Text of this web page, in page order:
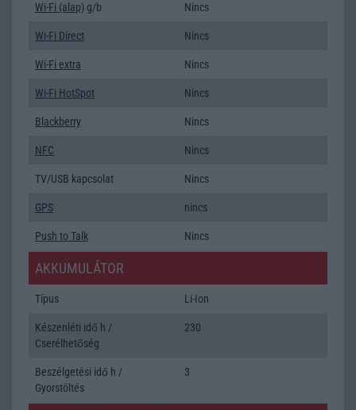
Wi-Fi (alap) g/b Nincs
Wi-Fi Direct Nincs
Wi-Fi extra Nincs
Wi-Fi HotSpot Nincs
Blackberry Nincs
NFC Nincs
TV/USB kapcsolat Nincs
GPS nincs
Push to Talk Nincs
AKKUMULÁTOR
Típus Li-Ion
Készenléti idő h /
Cserélhetőség
230
Beszélgetési idő h /
Gyorstöltés
3